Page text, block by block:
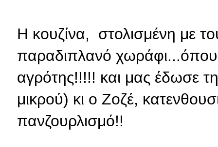
Η κουζίνα, στολισμένη με
παραδιπλανό
αγρότης!!!!! και μας έδωσε
μικρού) κι ο Ζοζέ,
πανζουρλισμό!!